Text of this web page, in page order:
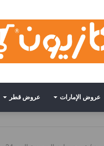
عروض الإمارات عروض قطر